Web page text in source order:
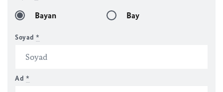
Bayan Bay
Soyad*
Ad*